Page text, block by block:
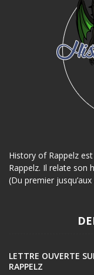
History of Rappelz
Rappelz. Il relate son
(Du premier
LETTRE OUVERTE
RAPPELZ